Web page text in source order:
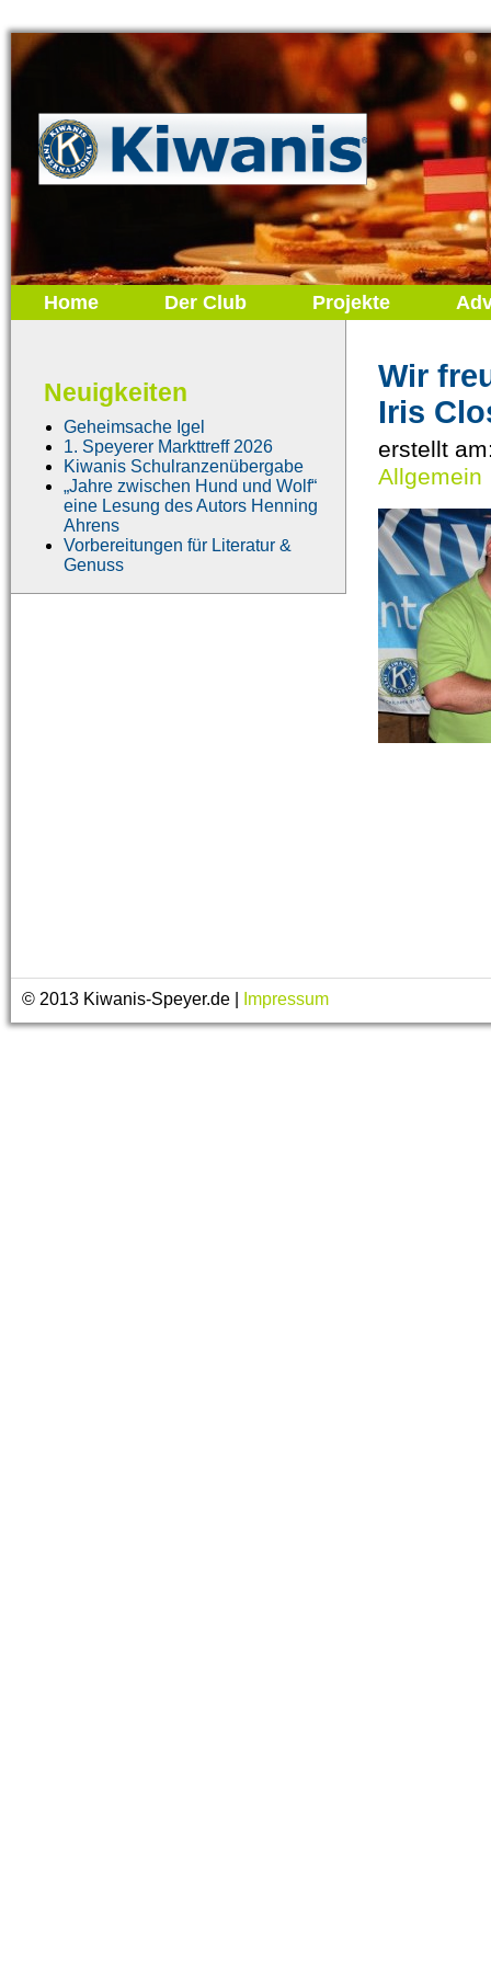
Home Der Club Projekte
Neuigkeiten
Geheimsache Igel
1. Speyerer Markttreff 2026
Kiwanis Schulranzenübergabe
„Jahre zwischen Hund und Wolf“
eine Lesung des Autors Henning
Ahrens
Vorbereitungen für Literatur &
Genuss
Wir
Iris
erstellt
Allgemein
© 2013 Kiwanis-Speyer.de | Impressum